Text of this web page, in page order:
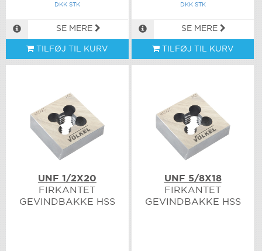
DKK STK
SE MERE
TILFØJ TIL KURV
DKK STK
SE MERE
TILFØJ TIL KURV
UNF 1/2X20
FIRKANTET
GEVINDBAKKE HSS
UNF 5/8X18
FIRKANTET
GEVINDBAKKE HSS